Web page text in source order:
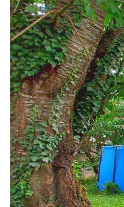
Description
Réf : S-9071
Réf. S-9071 :
dans un secteur
dont une suite